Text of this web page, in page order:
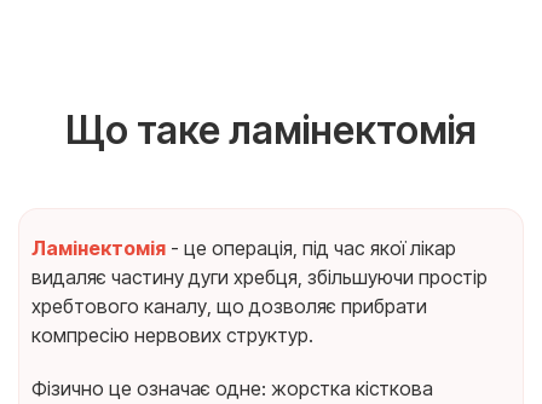
Що таке ламінектомія
Ламінектомія - це операція, під час якої лікар
видаляє частину дуги хребця, збільшуючи простір
хребтового каналу, що дозволяє прибрати
компресію нервових структур.
Фізично це означає одне: жорстка кісткова